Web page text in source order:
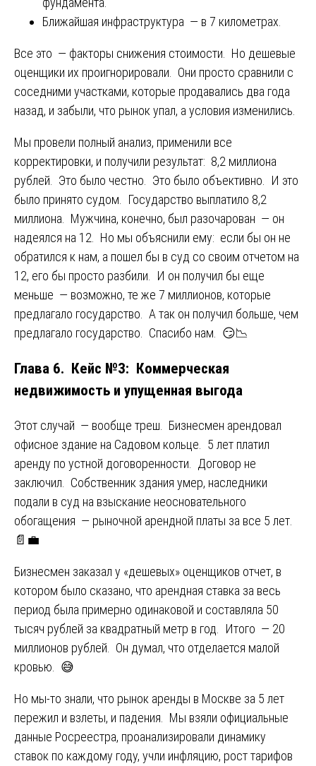
Ближайшая инфраструктура — в 7 километрах.
Все это — факторы снижения стоимости. Но дешевые
оценщики их проигнорировали. Они просто сравнили с
соседними участками, которые продавались два года
назад, и забыли, что рынок упал, а условия изменились.
Мы провели полный анализ, применили все
корректировки, и получили результат: 8,2 миллиона
рублей. Это было честно. Это было объективно. И это
было принято судом. Государство выплатило 8,2
миллиона. Мужчина, конечно, был разочарован — он
надеялся на 12. Но мы объяснили ему: если бы он не
обратился к нам, а пошел бы в суд со своим отчетом на
12, его бы просто разбили. И он получил бы еще
меньше — возможно, те же 7 миллионов, которые
предлагало государство. А так он получил больше, чем
предлагало государство. Спасибо нам. 😏📉
Глава 6. Кейс №3: Коммерческая
недвижимость и упущенная выгода
Этот случай — вообще треш. Бизнесмен арендовал
офисное здание на Садовом кольце. 5 лет платил
аренду по устной договоренности. Договор не
заключил. Собственник здания умер, наследники
подали в суд на взыскание неосновательного
обогащения — рыночной арендной платы за все 5 лет.
📄💼
Бизнесмен заказал у «дешевых» оценщиков отчет, в
котором было сказано, что арендная ставка за весь
период была примерно одинаковой и составляла 50
тысяч рублей за квадратный метр в год. Итого — 20
миллионов рублей. Он думал, что отделается малой
кровью. 😅
Но мы-то знали, что рынок аренды в Москве за 5 лет
пережил и взлеты, и падения. Мы взяли официальные
данные Росреестра, проанализировали динамику
ставок по каждому году, учли инфляцию, рост тарифов